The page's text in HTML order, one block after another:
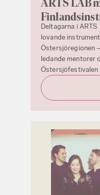
ARTS LAB
Deltagarna i
lovande
Östersjöregionen
ledande mentorer
Östersjöfestivalen